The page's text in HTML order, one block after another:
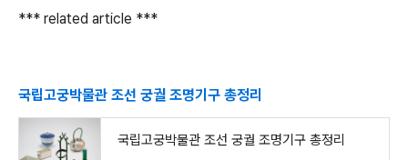
*** related article ***
국립고궁박물관 조선 궁궐 조명기구 총정리
국립고궁박물관 조선 궁궐 조명기구 총정리